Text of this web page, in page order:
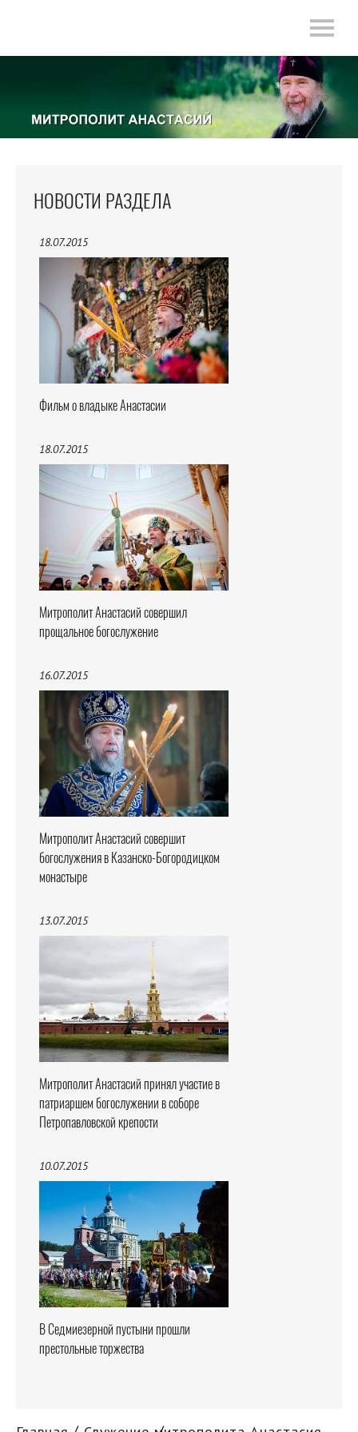
НОВОСТИ РАЗДЕЛА
18.07.2015
Фильм о владыке Анастасии
18.07.2015
Митрополит Анастасий совершил
прощальное богослужение
16.07.2015
Митрополит Анастасий совершит
богослужения в Казанско-Богородицком
монастыре
13.07.2015
Митрополит Анастасий принял участие в
патриаршем богослужении в соборе
Петропавловской крепости
10.07.2015
В Седмиезерной пустыни прошли
престольные торжества